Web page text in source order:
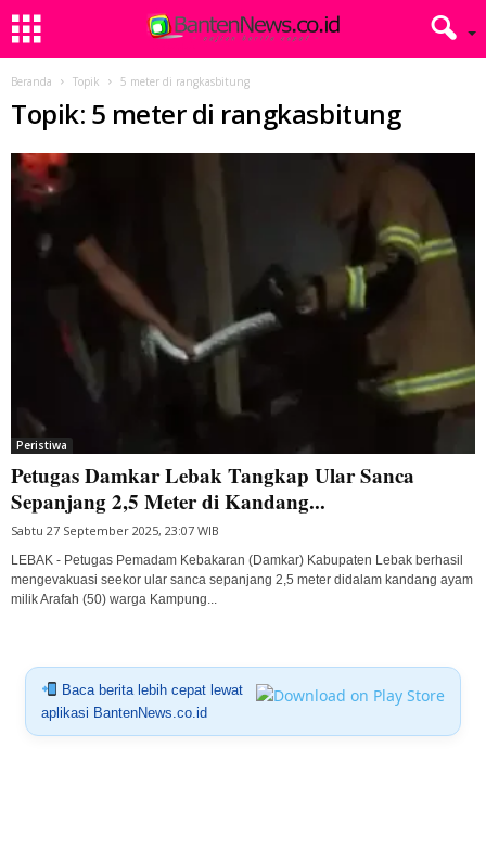
Beranda Topik 5 meter di rangkasbitung
Topik: 5 meter di rangkasbitung
Peristiwa
Petugas Damkar Lebak Tangkap Ular Sanca
Sepanjang 2,5 Meter di Kandang...
Sabtu 27 September 2025, 23:07 WIB
LEBAK - Petugas Pemadam Kebakaran (Damkar) Kabupaten Lebak berhasil
mengevakuasi seekor ular sanca sepanjang 2,5 meter didalam kandang ayam
milik Arafah (50) warga Kampung...
Baca berita lebih cepat lewat
aplikasi BantenNews.co.id